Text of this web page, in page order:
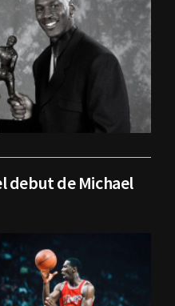
debut de Michael